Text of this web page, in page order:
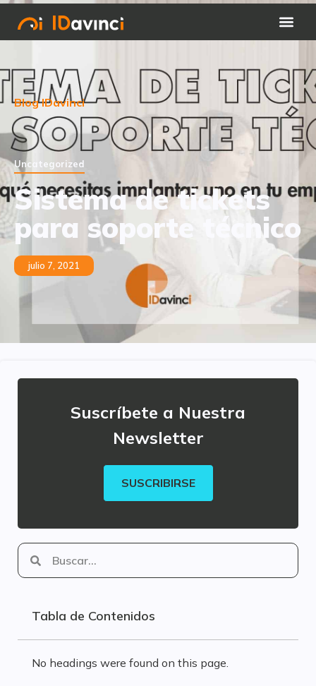
Blog IDavinci
Uncategorized
Sistema de tickets
para soporte técnico
julio 7, 2021
Suscríbete a Nuestra
Newsletter
SUSCRIBIRSE
Tabla de Contenidos
No headings were found on this page.